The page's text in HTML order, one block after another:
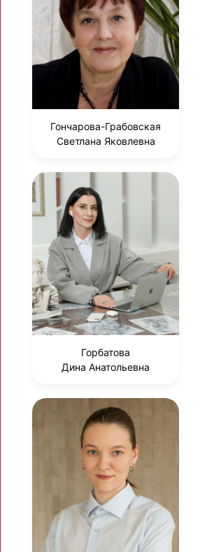
Гончарова-Грабовская
Светлана Яковлевна
Горбатова
Дина Анатольевна